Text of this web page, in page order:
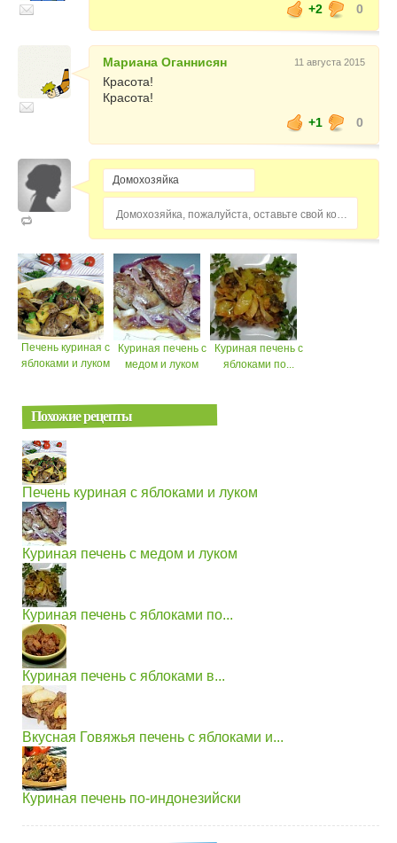
+2
0
Мариана Оганнисян 11 августа 2015
Красота!
Красота!
+1
0
Печень куриная с
яблоками и луком
Куриная печень с
медом и луком
Куриная печень с
яблоками по...
Похожие рецепты
Печень куриная с яблоками и луком
Куриная печень с медом и луком
Куриная печень с яблоками по...
Куриная печень с яблоками в...
Вкусная Говяжья печень с яблоками и...
Куриная печень по-индонезийски